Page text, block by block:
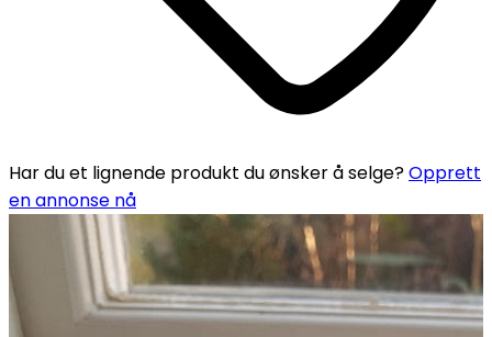
Har du et lignende produkt du ønsker å selge?Opprett
en annonse nå